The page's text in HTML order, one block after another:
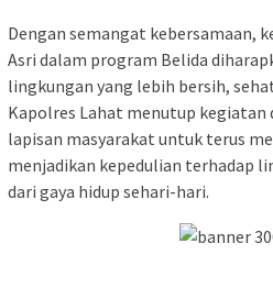
Dengan semangat kebersamaan,
Asri dalam program Belida
lingkungan yang lebih bersih,
Kapolres Lahat menutup kegiatan
lapisan masyarakat untuk terus
menjadikan kepedulian terhadap
dari gaya hidup sehari-hari.